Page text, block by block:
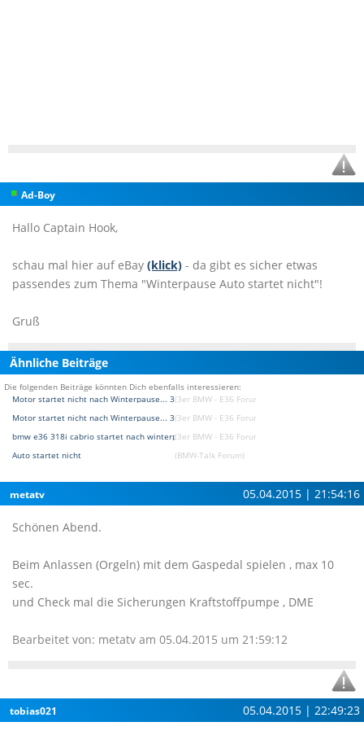
Ad-Boy
Hallo Captain Hook,
schau mal hier auf eBay (klick) - da gibt es sicher etwas
passendes zum Thema "Winterpause Auto startet nicht"!
Gruß
Ähnliche Beiträge
Die folgenden Beiträge könnten Dich ebenfalls interessieren:
Motor startet nicht nach Winterpause... 318is BJ95(3er BMW - E36 Forum)
Motor startet nicht nach Winterpause... 318is BJ95(3er BMW - E36 Forum)
bmw e36 318i cabrio startet nach winterpause nicht(3er BMW - E36 Forum)
Auto startet nicht
(BMW-Talk Forum)
metatv 05.04.2015 | 21:54:16
Schönen Abend.
Beim Anlassen (Orgeln) mit dem Gaspedal spielen , max 10
sec.
und Check mal die Sicherungen Kraftstoffpumpe , DME
Bearbeitet von: metatv am 05.04.2015 um 21:59:12
tobias021 05.04.2015 | 22:49:23